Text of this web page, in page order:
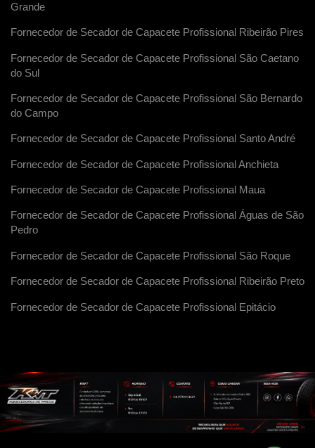
Grande
Fornecedor de Secador de Capacete Profissional Ribeirão Pires
Fornecedor de Secador de Capacete Profissional São Caetano
do Sul
Fornecedor de Secador de Capacete Profissional São Bernardo
do Campo
Fornecedor de Secador de Capacete Profissional Santo André
Fornecedor de Secador de Capacete Profissional Anchieta
Fornecedor de Secador de Capacete Profissional Maua
Fornecedor de Secador de Capacete Profissional Águas de São
Pedro
Fornecedor de Secador de Capacete Profissional São Roque
Fornecedor de Secador de Capacete Profissional Ribeirão Preto
Fornecedor de Secador de Capacete Profissional Epitácio